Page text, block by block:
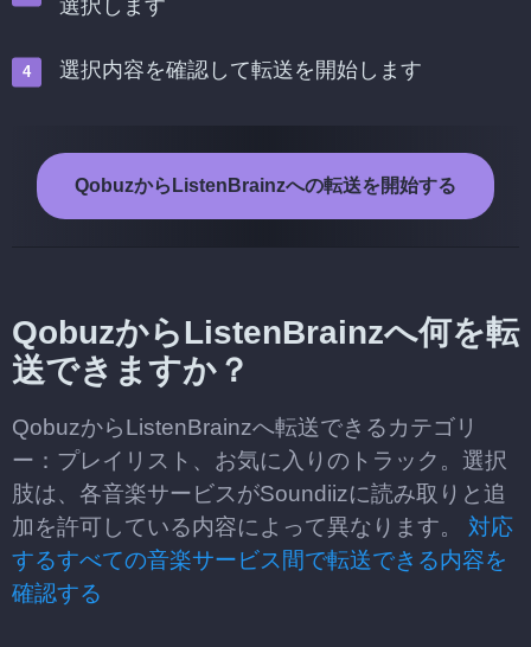
選択します
選択内容を確認して転送を開始します
QobuzからListenBrainzへの転送を開始する
QobuzからListenBrainzへ何を転
送できますか？
QobuzからListenBrainzへ転送できるカテゴリ
ー：プレイリスト、お気に入りのトラック。選択
肢は、各音楽サービスがSoundiizに読み取りと追
加を許可している内容によって異なります。 対応
するすべての音楽サービス間で転送できる内容を
確認する